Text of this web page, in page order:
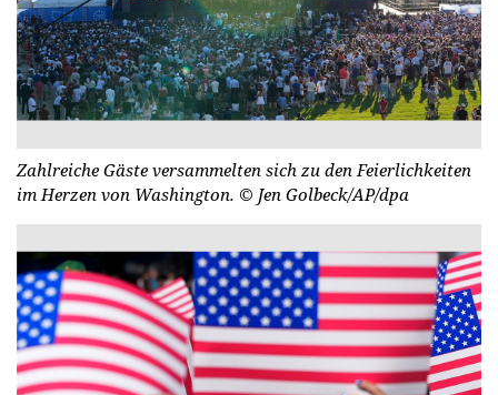
Zahlreiche Gäste versammelten sich zu den Feierlichkeiten
im Herzen von Washington. © Jen Golbeck/AP/dpa